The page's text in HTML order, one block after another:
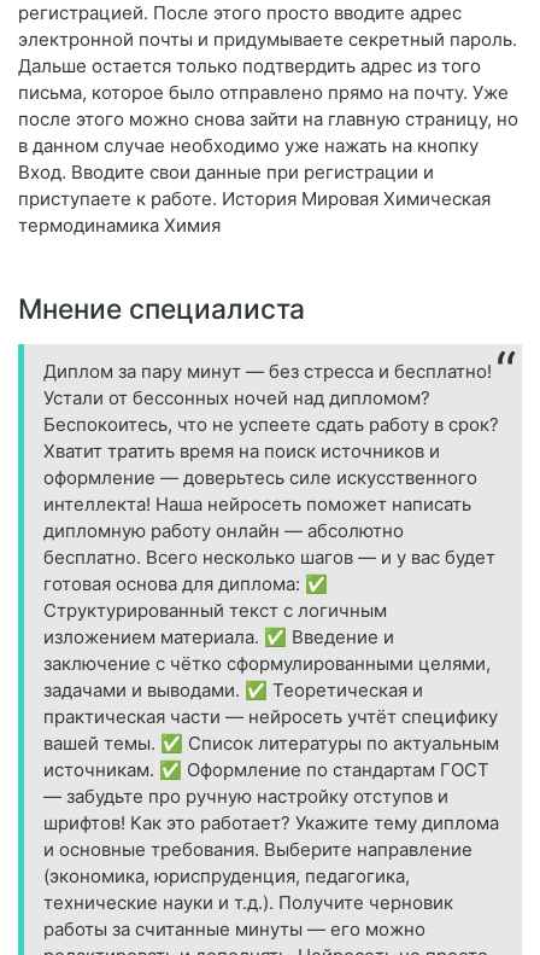
регистрацией. После этого просто вводите адрес
электронной почты и придумываете секретный пароль.
Дальше остается только подтвердить адрес из того
письма, которое было отправлено прямо на почту. Уже
после этого можно снова зайти на главную страницу, но
в данном случае необходимо уже нажать на кнопку
Вход. Вводите свои данные при регистрации и
приступаете к работе. История Мировая Химическая
термодинамика Химия
Мнение специалиста
Диплом за пару минут — без стресса и бесплатно!
Устали от бессонных ночей над дипломом?
Беспокоитесь, что не успеете сдать работу в срок?
Хватит тратить время на поиск источников и
оформление — доверьтесь силе искусственного
интеллекта! Наша нейросеть поможет написать
дипломную работу онлайн — абсолютно
бесплатно. Всего несколько шагов — и у вас будет
готовая основа для диплома: ✅
Структурированный текст с логичным
изложением материала. ✅ Введение и
заключение с чётко сформулированными целями,
задачами и выводами. ✅ Теоретическая и
практическая части — нейросеть учтёт специфику
вашей темы. ✅ Список литературы по актуальным
источникам. ✅ Оформление по стандартам ГОСТ
— забудьте про ручную настройку отступов и
шрифтов! Как это работает? Укажите тему диплома
и основные требования. Выберите направление
(экономика, юриспруденция, педагогика,
технические науки и т.д.). Получите черновик
работы за считанные минуты — его можно